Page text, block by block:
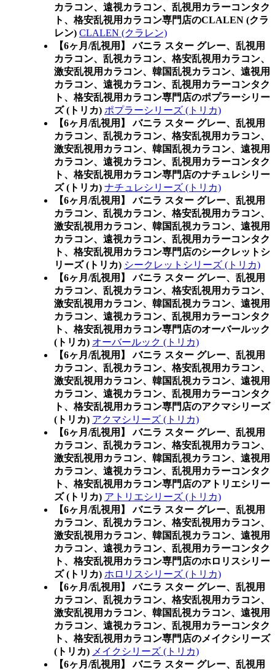
カラコン、遠視カラコン、乱視用カラーコンタク
ト、格安乱視用カラコン専門店のCLALEN (クラ
レン) CLALEN (クラレン)
【6ヶ月/乱視用】 バニラ スター グレー、乱視用
カラコン、乱視カラコン、格安乱視用カラコン、
激安乱視用カラコン、韓国乱視カラコン、遠視用
カラコン、遠視カラコン、乱視用カラーコンタク
ト、格安乱視用カラコン専門店のポプラーシリー
ズ (トリカ) ポプラーシリーズ (トリカ)
【6ヶ月/乱視用】 バニラ スター グレー、乱視用
カラコン、乱視カラコン、格安乱視用カラコン、
激安乱視用カラコン、韓国乱視カラコン、遠視用
カラコン、遠視カラコン、乱視用カラーコンタク
ト、格安乱視用カラコン専門店のナチュレシリー
ズ (トリカ) ナチュレシリーズ (トリカ)
【6ヶ月/乱視用】 バニラ スター グレー、乱視用
カラコン、乱視カラコン、格安乱視用カラコン、
激安乱視用カラコン、韓国乱視カラコン、遠視用
カラコン、遠視カラコン、乱視用カラーコンタク
ト、格安乱視用カラコン専門店のシークレットシ
リーズ (トリカ) シークレットシリーズ (トリカ)
【6ヶ月/乱視用】 バニラ スター グレー、乱視用
カラコン、乱視カラコン、格安乱視用カラコン、
激安乱視用カラコン、韓国乱視カラコン、遠視用
カラコン、遠視カラコン、乱視用カラーコンタク
ト、格安乱視用カラコン専門店のオーバールック
(トリカ) オーバールック (トリカ)
【6ヶ月/乱視用】 バニラ スター グレー、乱視用
カラコン、乱視カラコン、格安乱視用カラコン、
激安乱視用カラコン、韓国乱視カラコン、遠視用
カラコン、遠視カラコン、乱視用カラーコンタク
ト、格安乱視用カラコン専門店のアクマシリーズ
(トリカ) アクマシリーズ (トリカ)
【6ヶ月/乱視用】 バニラ スター グレー、乱視用
カラコン、乱視カラコン、格安乱視用カラコン、
激安乱視用カラコン、韓国乱視カラコン、遠視用
カラコン、遠視カラコン、乱視用カラーコンタク
ト、格安乱視用カラコン専門店のアトリエシリー
ズ (トリカ) アトリエシリーズ (トリカ)
【6ヶ月/乱視用】 バニラ スター グレー、乱視用
カラコン、乱視カラコン、格安乱視用カラコン、
激安乱視用カラコン、韓国乱視カラコン、遠視用
カラコン、遠視カラコン、乱視用カラーコンタク
ト、格安乱視用カラコン専門店のホロリスシリー
ズ (トリカ) ホロリスシリーズ (トリカ)
【6ヶ月/乱視用】 バニラ スター グレー、乱視用
カラコン、乱視カラコン、格安乱視用カラコン、
激安乱視用カラコン、韓国乱視カラコン、遠視用
カラコン、遠視カラコン、乱視用カラーコンタク
ト、格安乱視用カラコン専門店のメイクシリーズ
(トリカ) メイクシリーズ (トリカ)
【6ヶ月/乱視用】 バニラ スター グレー、乱視用